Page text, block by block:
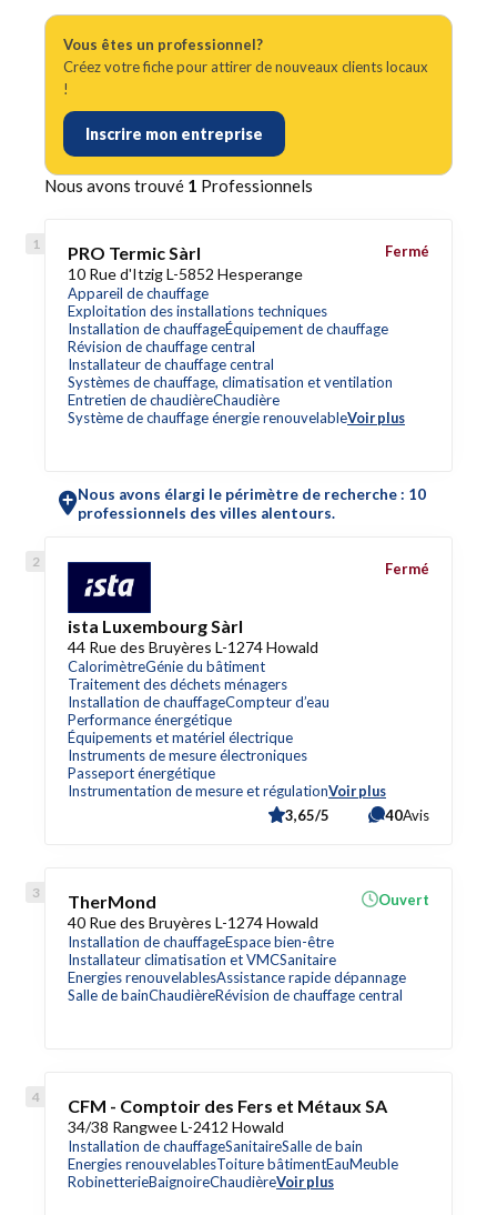
Vous êtes un professionnel?
Créez votre fiche pour attirer de nouveaux clients locaux
!
Inscrire mon entreprise
Nous avons trouvé 1 Professionnels
PRO Termic Sàrl
10 Rue d'Itzig L-5852 Hesperange
Appareil de chauffage
Exploitation des installations techniques
Installation de chauffageÉquipement de chauffage
Révision de chauffage central
Installateur de chauffage central
Systèmes de chauffage, climatisation et ventilation
Entretien de chaudièreChaudière
Système de chauffage énergie renouvelableVoir plus
Fermé
Nous avons élargi le périmètre de recherche : 10
professionnels des villes alentours.
ista Luxembourg Sàrl
44 Rue des Bruyères L-1274 Howald
CalorimètreGénie du bâtiment
Traitement des déchets ménagers
Installation de chauffageCompteur d’eau
Performance énergétique
Équipements et matériel électrique
Instruments de mesure électroniques
Passeport énergétique
Instrumentation de mesure et régulationVoir plus
Fermé
3,65/5 40Avis
TherMond
40 Rue des Bruyères L-1274 Howald
Installation de chauffageEspace bien-être
Installateur climatisation et VMCSanitaire
Energies renouvelablesAssistance rapide dépannage
Salle de bainChaudièreRévision de chauffage central
Ouvert
CFM - Comptoir des Fers et Métaux SA
34/38 Rangwee L-2412 Howald
Installation de chauffageSanitaireSalle de bain
Energies renouvelablesToiture bâtimentEauMeuble
RobinetterieBaignoireChaudièreVoir plus